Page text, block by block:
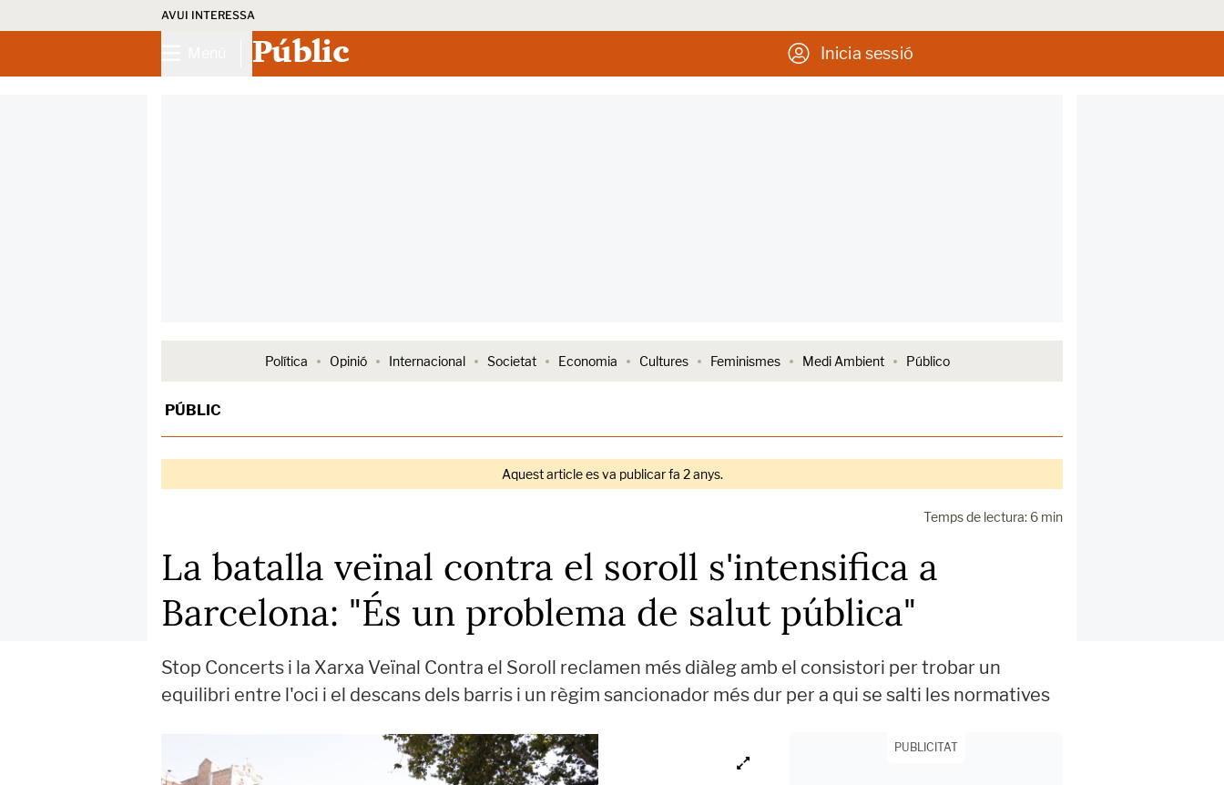
AVUI INTERESSA
Públic Inicia sessió
Política Opinió Internacional Societat Economia Cultures Feminismes Medi Ambient Público
PÚBLIC
Aquest article es va publicar fa 2 anys.
Temps de lectura: 6 min
La batalla veïnal contra el soroll s'intensifica a
Barcelona: "És un problema de salut pública"
Stop Concerts i la Xarxa Veïnal Contra el Soroll reclamen més diàleg amb el consistori per trobar un
equilibri entre l'oci i el descans dels barris i un règim sancionador més dur per a qui se salti les normatives
PUBLICITAT